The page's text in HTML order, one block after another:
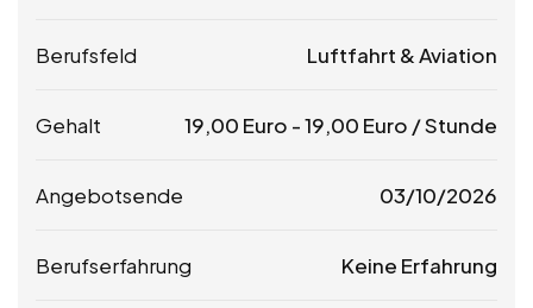
Berufsfeld Luftfahrt & Aviation
Gehalt 19,00 Euro -19,00 Euro / Stunde
Angebotsende 03/10/2026
Berufserfahrung Keine Erfahrung